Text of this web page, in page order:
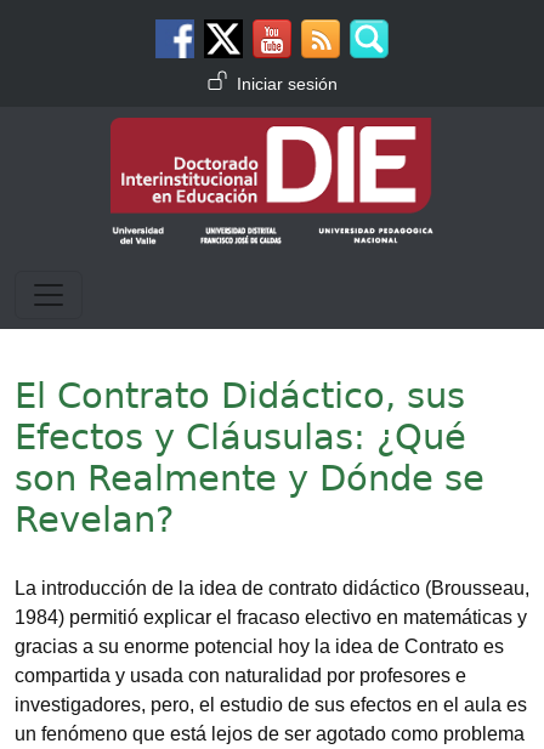
Menú de cuenta de usuario
Iniciar sesión
El Contrato Didáctico, sus
Efectos y Cláusulas: ¿Qué
son Realmente y Dónde se
Revelan?
La introducción de la idea de contrato didáctico (Brousseau,
1984) permitió explicar el fracaso electivo en matemáticas y
gracias a su enorme potencial hoy la idea de Contrato es
compartida y usada con naturalidad por profesores e
investigadores, pero, el estudio de sus efectos en el aula es
un fenómeno que está lejos de ser agotado como problema